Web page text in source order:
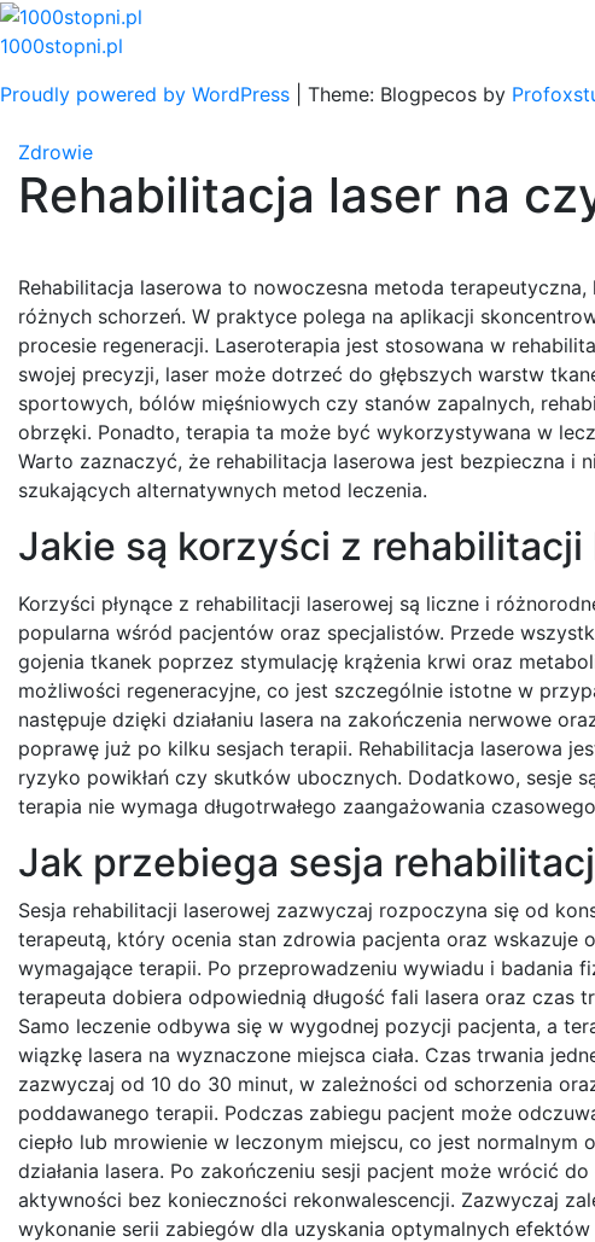
Skip
to
1000stopni.pl
Proudly powered by WordPress
Theme: Blogpecos by
Zdrowie
Rehabilitacja laser na
Rehabilitacja laserowa to nowoczesna metoda
różnych schorzeń. W praktyce polega na aplikacji
procesie regeneracji. Laseroterapia jest stosowana w
swojej precyzji, laser może dotrzeć do głębszych warstw
sportowych, bólów mięśniowych czy stanów zapalnych,
obrzęki. Ponadto, terapia ta może być wykorzystywana w
Warto zaznaczyć, że rehabilitacja laserowa jest bezpieczna i
szukających alternatywnych metod leczenia.
Jakie są korzyści z rehabilitacji
Korzyści płynące z rehabilitacji laserowej są liczne i
popularna wśród pacjentów oraz specjalistów. Przede
gojenia tkanek poprzez stymulację krążenia krwi oraz
możliwości regeneracyjne, co jest szczególnie istotne w
następuje dzięki działaniu lasera na zakończenia nerwowe
poprawę już po kilku sesjach terapii. Rehabilitacja laserowa
ryzyko powikłań czy skutków ubocznych. Dodatkowo, sesje
terapia nie wymaga długotrwałego zaangażowania
Jak przebiega sesja
Sesja rehabilitacji laserowej zazwyczaj rozpoczyna się od
terapeutą, który ocenia stan zdrowia pacjenta oraz wskazuje
wymagające terapii. Po przeprowadzeniu wywiadu i badania
terapeuta dobiera odpowiednią długość fali lasera oraz czas
Samo leczenie odbywa się w wygodnej pozycji pacjenta, a
wiązkę lasera na wyznaczone miejsca ciała. Czas trwania
zazwyczaj od 10 do 30 minut, w zależności od schorzenia
poddawanego terapii. Podczas zabiegu pacjent może
ciepło lub mrowienie w leczonym miejscu, co jest normalnym
działania lasera. Po zakończeniu sesji pacjent może wrócić
aktywności bez konieczności rekonwalescencji. Zazwyczaj
wykonanie serii zabiegów dla uzyskania optymalnych efektów